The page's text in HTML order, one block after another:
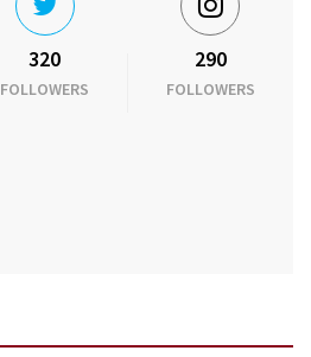
320
FOLLOWERS
290
FOLLOWERS